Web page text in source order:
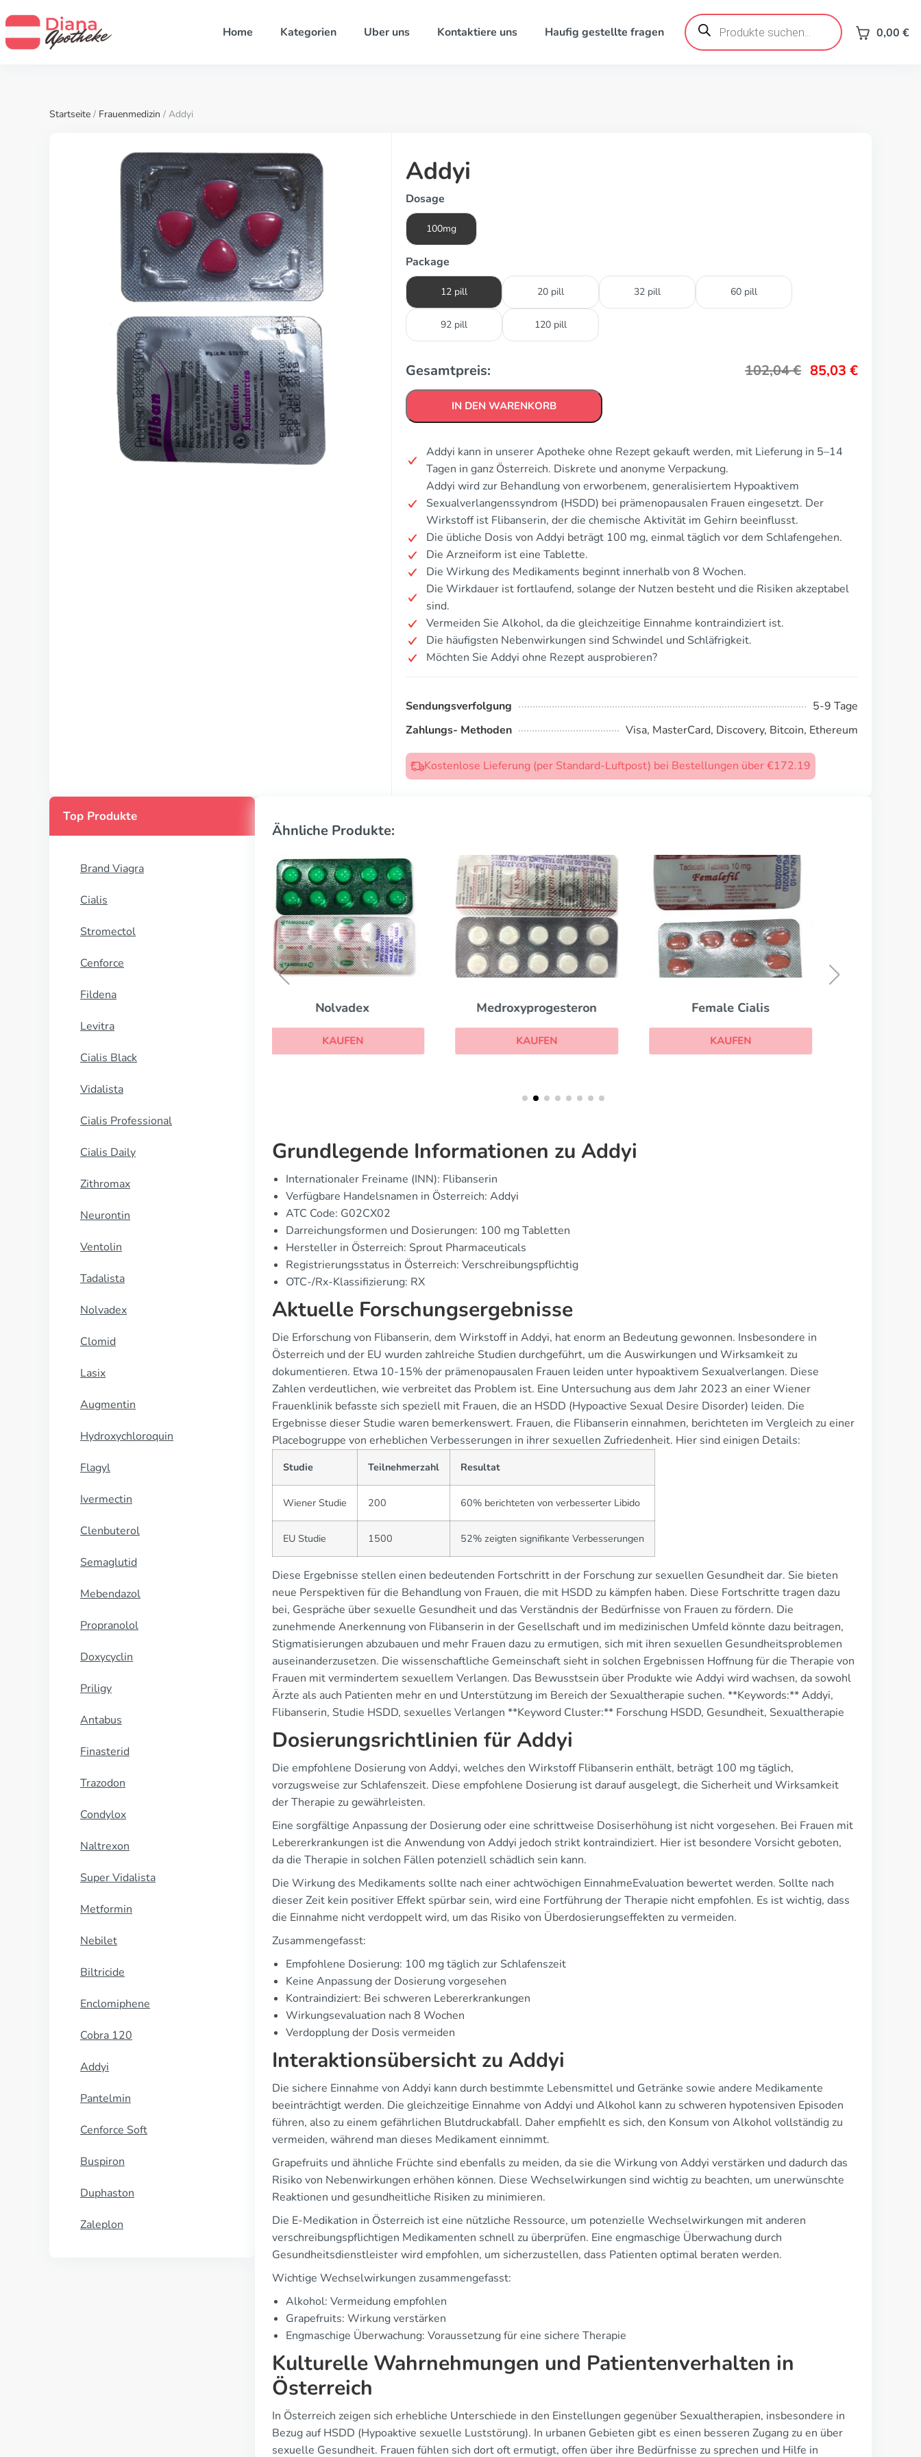
Home Kategorien Uber uns Kontaktiere uns Haufig gestellte fragen
Products
search 0,00 €
Startseite / Frauenmedizin / Addyi
Addyi
Dosage
100mg
Package
12 pill 20 pill 32 pill 60 pill
92 pill 120 pill
Gesamtpreis: 102,04€ 85,03 €
IN DEN WARENKORB
Addyi kann in unserer Apotheke ohne Rezept gekauft werden, mit Lieferung in 5–14
Tagen in ganz Österreich. Diskrete und anonyme Verpackung.
Addyi wird zur Behandlung von erworbenem, generalisiertem Hypoaktivem
Sexualverlangenssyndrom (HSDD) bei prämenopausalen Frauen eingesetzt. Der
Wirkstoff ist Flibanserin, der die chemische Aktivität im Gehirn beeinflusst.
Die übliche Dosis von Addyi beträgt 100 mg, einmal täglich vor dem Schlafengehen.
Die Arzneiform ist eine Tablette.
Die Wirkung des Medikaments beginnt innerhalb von 8 Wochen.
Die Wirkdauer ist fortlaufend, solange der Nutzen besteht und die Risiken akzeptabel
sind.
Vermeiden Sie Alkohol, da die gleichzeitige Einnahme kontraindiziert ist.
Die häufigsten Nebenwirkungen sind Schwindel und Schläfrigkeit.
Möchten Sie Addyi ohne Rezept ausprobieren?
Sendungsverfolgung
5-9 Tage
Zahlungs- Methoden
Visa, MasterCard, Discovery, Bitcoin, Ethereum
Kostenlose Lieferung (per Standard-Luftpost) bei Bestellungen über €172.19
Top Produkte
Brand Viagra
Cialis
Stromectol
Cenforce
Fildena
Levitra
Cialis Black
Vidalista
Cialis Professional
Cialis Daily
Zithromax
Neurontin
Ventolin
Tadalista
Nolvadex
Clomid
Lasix
Augmentin
Hydroxychloroquin
Flagyl
Ivermectin
Clenbuterol
Semaglutid
Mebendazol
Propranolol
Doxycyclin
Priligy
Antabus
Finasterid
Trazodon
Condylox
Naltrexon
Super Vidalista
Metformin
Nebilet
Biltricide
Enclomiphene
Cobra 120
Addyi
Pantelmin
Cenforce Soft
Buspiron
Duphaston
Zaleplon
Ähnliche Produkte:
Medroxyprogesteron
KAUFEN
Female Cialis
KAUFEN
Clomid
KAUFEN
Grundlegende Informationen zu Addyi
Internationaler Freiname (INN): Flibanserin
Verfügbare Handelsnamen in Österreich: Addyi
ATC Code: G02CX02
Darreichungsformen und Dosierungen: 100 mg Tabletten
Hersteller in Österreich: Sprout Pharmaceuticals
Registrierungsstatus in Österreich: Verschreibungspflichtig
OTC-/Rx-Klassifizierung: RX
Aktuelle Forschungsergebnisse
Die Erforschung von Flibanserin, dem Wirkstoff in Addyi, hat enorm an Bedeutung gewonnen. Insbesondere in
Österreich und der EU wurden zahlreiche Studien durchgeführt, um die Auswirkungen und Wirksamkeit zu
dokumentieren. Etwa 10-15% der prämenopausalen Frauen leiden unter hypoaktivem Sexualverlangen. Diese
Zahlen verdeutlichen, wie verbreitet das Problem ist. Eine Untersuchung aus dem Jahr 2023 an einer Wiener
Frauenklinik befasste sich speziell mit Frauen, die an HSDD (Hypoactive Sexual Desire Disorder) leiden. Die
Ergebnisse dieser Studie waren bemerkenswert. Frauen, die Flibanserin einnahmen, berichteten im Vergleich zu einer
Placebogruppe von erheblichen Verbesserungen in ihrer sexuellen Zufriedenheit. Hier sind einigen Details:
Studie Teilnehmerzahl Resultat
Wiener Studie 200 60% berichteten von verbesserter Libido
EU Studie 1500 52% zeigten signifikante Verbesserungen
Diese Ergebnisse stellen einen bedeutenden Fortschritt in der Forschung zur sexuellen Gesundheit dar. Sie bieten
neue Perspektiven für die Behandlung von Frauen, die mit HSDD zu kämpfen haben. Diese Fortschritte tragen dazu
bei, Gespräche über sexuelle Gesundheit und das Verständnis der Bedürfnisse von Frauen zu fördern. Die
zunehmende Anerkennung von Flibanserin in der Gesellschaft und im medizinischen Umfeld könnte dazu beitragen,
Stigmatisierungen abzubauen und mehr Frauen dazu zu ermutigen, sich mit ihren sexuellen Gesundheitsproblemen
auseinanderzusetzen. Die wissenschaftliche Gemeinschaft sieht in solchen Ergebnissen Hoffnung für die Therapie von
Frauen mit vermindertem sexuellem Verlangen. Das Bewusstsein über Produkte wie Addyi wird wachsen, da sowohl
Ärzte als auch Patienten mehr en und Unterstützung im Bereich der Sexualtherapie suchen. **Keywords:** Addyi,
Flibanserin, Studie HSDD, sexuelles Verlangen **Keyword Cluster:** Forschung HSDD, Gesundheit, Sexualtherapie
Dosierungsrichtlinien für Addyi
Die empfohlene Dosierung von Addyi, welches den Wirkstoff Flibanserin enthält, beträgt 100 mg täglich,
vorzugsweise zur Schlafenszeit. Diese empfohlene Dosierung ist darauf ausgelegt, die Sicherheit und Wirksamkeit
der Therapie zu gewährleisten.
Eine sorgfältige Anpassung der Dosierung oder eine schrittweise Dosiserhöhung ist nicht vorgesehen. Bei Frauen mit
Lebererkrankungen ist die Anwendung von Addyi jedoch strikt kontraindiziert. Hier ist besondere Vorsicht geboten,
da die Therapie in solchen Fällen potenziell schädlich sein kann.
Die Wirkung des Medikaments sollte nach einer achtwöchigen EinnahmeEvaluation bewertet werden. Sollte nach
dieser Zeit kein positiver Effekt spürbar sein, wird eine Fortführung der Therapie nicht empfohlen. Es ist wichtig, dass
die Einnahme nicht verdoppelt wird, um das Risiko von Überdosierungseffekten zu vermeiden.
Zusammengefasst:
Empfohlene Dosierung: 100 mg täglich zur Schlafenszeit
Keine Anpassung der Dosierung vorgesehen
Kontraindiziert: Bei schweren Lebererkrankungen
Wirkungsevaluation nach 8 Wochen
Verdopplung der Dosis vermeiden
Interaktionsübersicht zu Addyi
Die sichere Einnahme von Addyi kann durch bestimmte Lebensmittel und Getränke sowie andere Medikamente
beeinträchtigt werden. Die gleichzeitige Einnahme von Addyi und Alkohol kann zu schweren hypotensiven Episoden
führen, also zu einem gefährlichen Blutdruckabfall. Daher empfiehlt es sich, den Konsum von Alkohol vollständig zu
vermeiden, während man dieses Medikament einnimmt.
Grapefruits und ähnliche Früchte sind ebenfalls zu meiden, da sie die Wirkung von Addyi verstärken und dadurch das
Risiko von Nebenwirkungen erhöhen können. Diese Wechselwirkungen sind wichtig zu beachten, um unerwünschte
Reaktionen und gesundheitliche Risiken zu minimieren.
Die E-Medikation in Österreich ist eine nützliche Ressource, um potenzielle Wechselwirkungen mit anderen
verschreibungspflichtigen Medikamenten schnell zu überprüfen. Eine engmaschige Überwachung durch
Gesundheitsdienstleister wird empfohlen, um sicherzustellen, dass Patienten optimal beraten werden.
Wichtige Wechselwirkungen zusammengefasst:
Alkohol: Vermeidung empfohlen
Grapefruits: Wirkung verstärken
Engmaschige Überwachung: Voraussetzung für eine sichere Therapie
Kulturelle Wahrnehmungen und Patientenverhalten in
Österreich
In Österreich zeigen sich erhebliche Unterschiede in den Einstellungen gegenüber Sexualtherapien, insbesondere in
Bezug auf HSDD (Hypoaktive sexuelle Luststörung). In urbanen Gebieten gibt es einen besseren Zugang zu en über
sexuelle Gesundheit. Frauen fühlen sich dort oft ermutigt, offen über ihre Bedürfnisse zu sprechen und Hilfe in